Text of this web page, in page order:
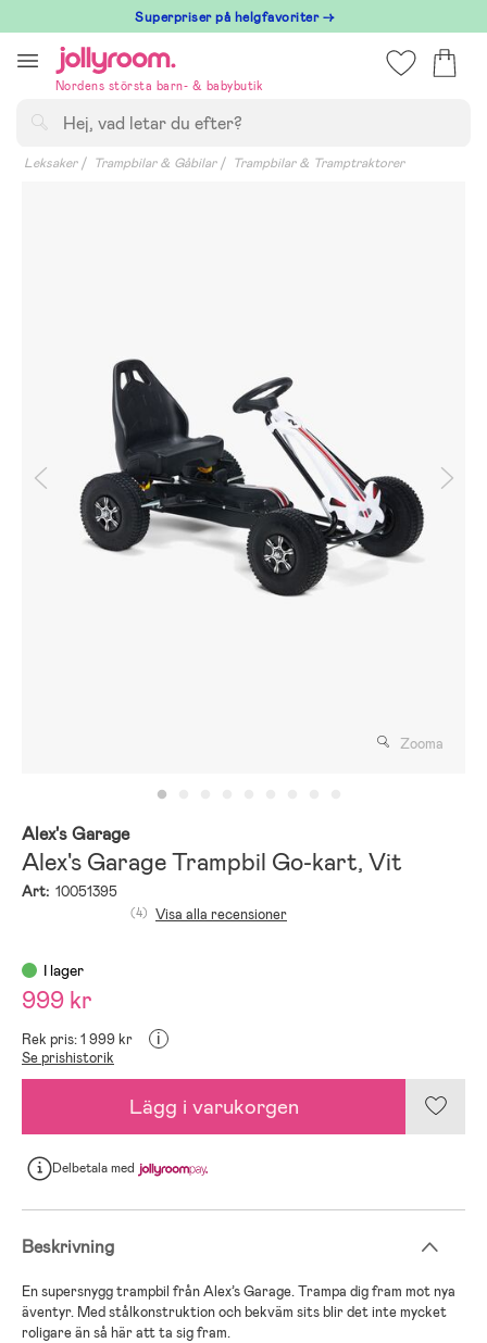
till
innehållet
Superpriser på helgfavoriter →
Nordens största barn- & babybutik
Leksaker Trampbilar & Gåbilar Trampbilar & Tramptraktorer
Zooma
Alex's Garage
Alex's Garage Trampbil Go-kart, Vit
Art: 10051395
(4) Visa alla recensioner
I lager
999 kr
Rek pris: 1 999 kr i
Se prishistorik
Lägg i varukorgen
Delbetalamed
Beskrivning
En supersnygg trampbil från Alex’s Garage. Trampa dig fram mot nya
äventyr. Med stålkonstruktion och bekväm sits blir det inte mycket
roligare än så här att ta sig fram.